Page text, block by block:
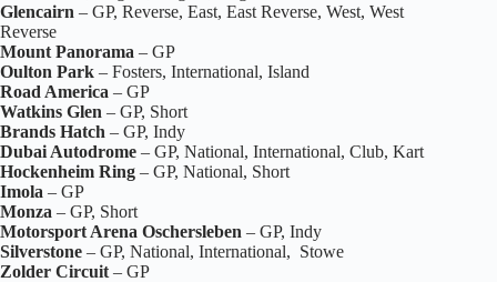
Glencairn – GP, Reverse, East, East Reverse, West, West
Reverse
Mount Panorama – GP
Oulton Park – Fosters, International, Island
Road America – GP
Watkins Glen – GP, Short
Brands Hatch – GP, Indy
Dubai Autodrome – GP, National, International, Club, Kart
Hockenheim Ring – GP, National, Short
Imola – GP
Monza – GP, Short
Motorsport Arena Oschersleben – GP, Indy
Silverstone – GP, National, International, Stowe
Zolder Circuit – GP